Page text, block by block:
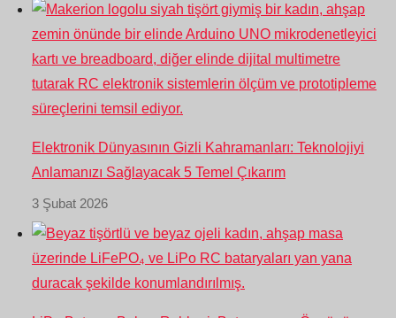
Elektronik Dünyasının Gizli Kahramanları: Teknolojiyi
Anlamanızı Sağlayacak 5 Temel Çıkarım
3 Şubat 2026